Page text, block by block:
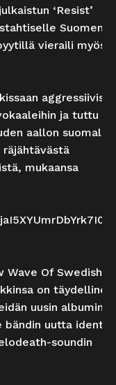
‘Resist’
Suomen
vieraili myös
aggressiivista
ja tuttu
aallon
mukaansa
Wave Of Swedish
on täydellinen
uusin albuminsa
bändin uutta
soundin